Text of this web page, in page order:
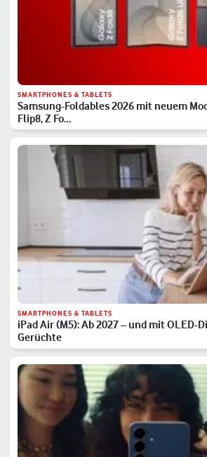
SMARTPHONES & TABLETS
Samsung-Foldables 2026 mit neuem
Flip8, Z Fo…
SMARTPHONES & TABLETS
iPad Air (M5): Ab 2027 – und mit OLED-
Gerüchte